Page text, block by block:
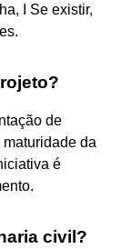
I Se existir,
de
da
é
civil?